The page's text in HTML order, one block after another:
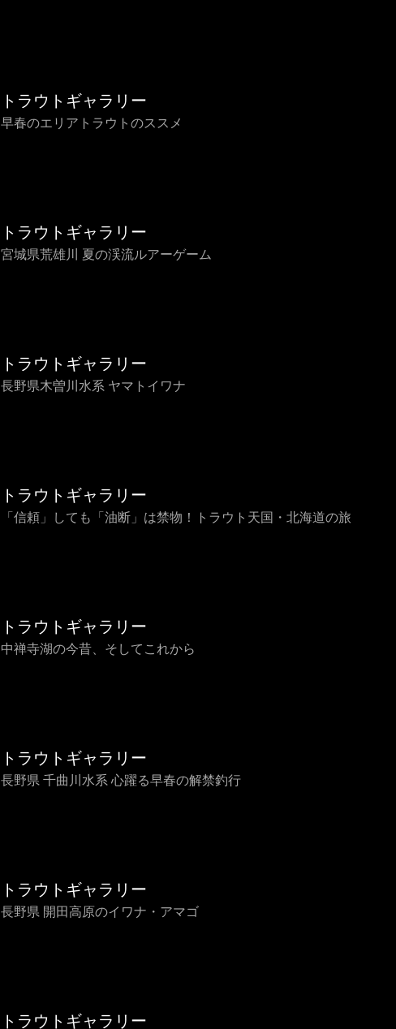
トラウトギャラリー
早春のエリアトラウトのススメ
トラウトギャラリー
宮城県荒雄川 夏の渓流ルアーゲーム
トラウトギャラリー
長野県木曽川水系 ヤマトイワナ
トラウトギャラリー
「信頼」しても「油断」は禁物！トラウト天国・北海道の旅
トラウトギャラリー
中禅寺湖の今昔、そしてこれから
トラウトギャラリー
長野県 千曲川水系 心躍る早春の解禁釣行
トラウトギャラリー
長野県 開田高原のイワナ・アマゴ
トラウトギャラリー